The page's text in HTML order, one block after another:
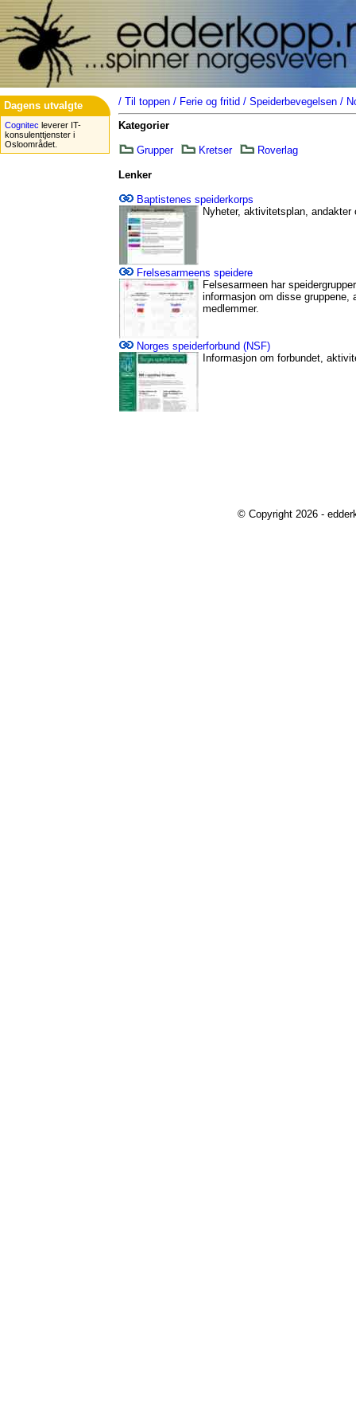
Dagens utvalgte
Cognitec leverer IT-
konsulenttjenster i
Osloområdet.
/ Til toppen / Ferie og fritid / Speiderbevegelsen /
Kategorier
Grupper Kretser Roverlag
Lenker
Baptistenes speiderkorps
Nyheter, aktivitetsplan,
Frelsesarmeens speidere
Felsesarmeen har
informasjon om disse gruppene,
medlemmer.
Norges speiderforbund (NSF)
Informasjon om forbundet,
© Copyright 2026 -